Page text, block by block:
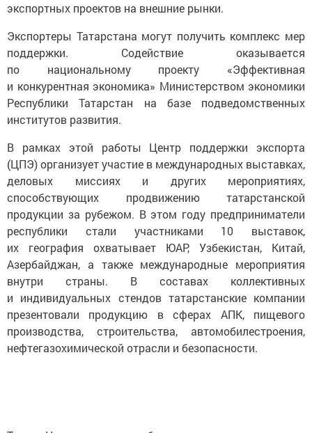
экспортных проектов на внешние рынки.
Экспортеры Татарстана могут получить комплекс мер
поддержки. Содействие оказывается
по национальному проекту «Эффективная
и конкурентная экономика» Министерством экономики
Республики Татарстан на базе подведомственных
институтов развития.
В рамках этой работы Центр поддержки экспорта
(ЦПЭ) организует участие в международных выставках,
деловых миссиях и других мероприятиях,
способствующих продвижению татарстанской
продукции за рубежом. В этом году предприниматели
республики стали участниками 10 выставок,
их география охватывает ЮАР, Узбекистан, Китай,
Азербайджан, а также международные мероприятия
внутри страны. В составах коллективных
и индивидуальных стендов татарстанские компании
презентовали продукцию в сферах АПК, пищевого
производства, строительства, автомобилестроения,
нефтегазохимической отрасли и безопасности.